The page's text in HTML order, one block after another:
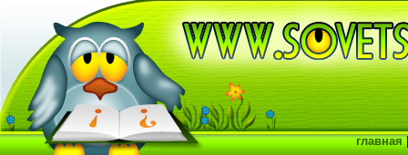
главная